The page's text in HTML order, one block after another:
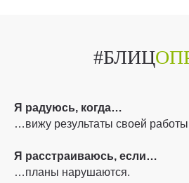
#БЛИЦ
Я радуюсь, когда…
…вижу результаты своей
Я расстраиваюсь, если…
…планы нарушаются.